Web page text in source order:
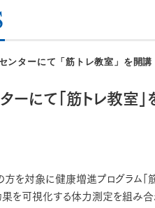
ンターにて「筋トレ教室」を開講
にて「筋トレ教室」
対象に健康増進プログラム「筋
を可視化する体力測定を組み合